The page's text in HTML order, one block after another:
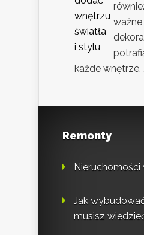
każde wnętrze.
Remonty
Nieruchomości
Jak
musisz